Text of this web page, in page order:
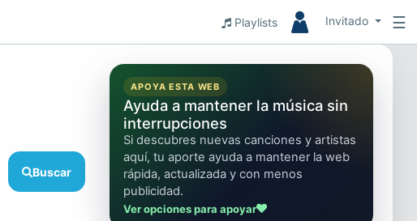
Playlists Invitado ☰
Buscar
APOYA ESTA WEB
Ayuda a mantener la música sin
interrupciones
Si descubres nuevas canciones y artistas
aquí, tu aporte ayuda a mantener la web
rápida, actualizada y con menos
publicidad.
Ver opciones para apoyar